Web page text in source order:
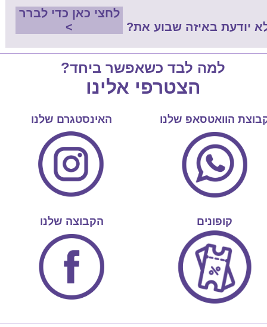
יודעת באיזה שבוע את?
לחצי כאן כדי לברר
>
למה לבד כשאפשר ביחד?
הצטרפי אלינו
הוואטסאפ שלנו האינסטגרם שלנו
קופונים הקבוצה שלנו